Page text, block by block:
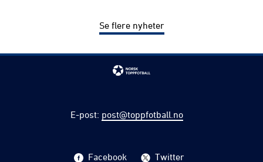
Se flere nyheter
E-post: post@toppfotball.no
Facebook Twitter